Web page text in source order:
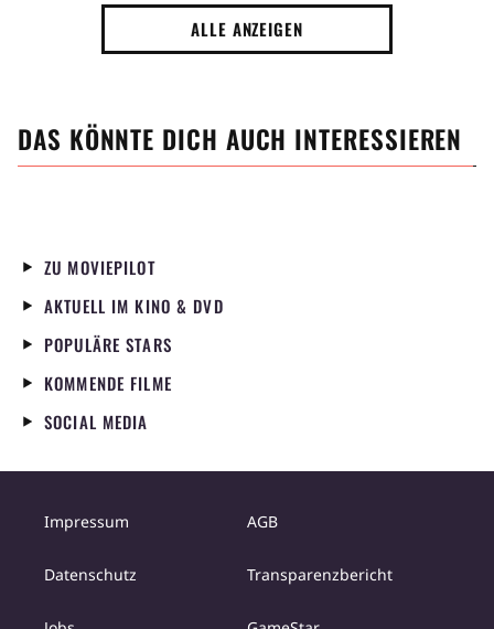
ALLE ANZEIGEN
DAS KÖNNTE DICH AUCH INTERESSIEREN
ZU MOVIEPILOT
AKTUELL IM KINO & DVD
POPULÄRE STARS
KOMMENDE FILME
SOCIAL MEDIA
Impressum AGB
Datenschutz Transparenzbericht